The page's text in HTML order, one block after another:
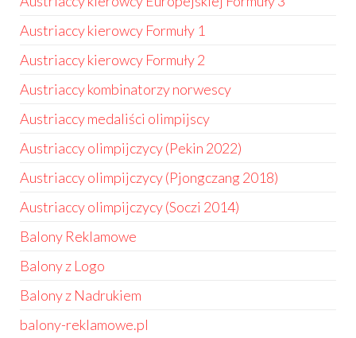
Austriaccy kierowcy Formuły 1
Austriaccy kierowcy Formuły 2
Austriaccy kombinatorzy norwescy
Austriaccy medaliści olimpijscy
Austriaccy olimpijczycy (Pekin 2022)
Austriaccy olimpijczycy (Pjongczang 2018)
Austriaccy olimpijczycy (Soczi 2014)
Balony Reklamowe
Balony z Logo
Balony z Nadrukiem
balony-reklamowe.pl